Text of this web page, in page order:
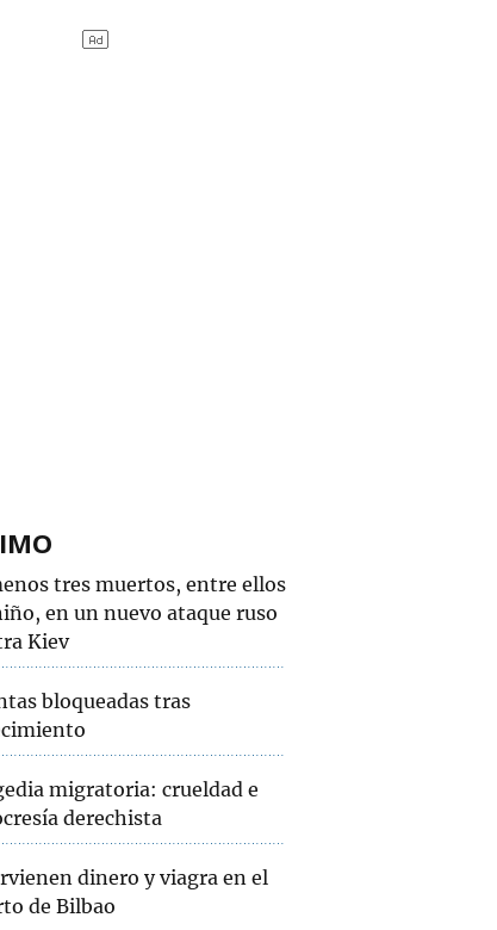
tres muertos, entre ellos
en un nuevo ataque ruso
Kiev
bloqueadas tras
migratoria: crueldad e
derechista
dinero y viagra en el
de Bilbao